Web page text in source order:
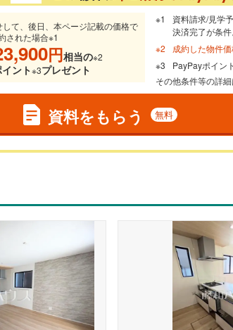
て、後日、本ページ記載の価格で
された場合※1
円相当の※2
ント※3プレゼント
資料請求/見学
決済完了が条
成約した物件
PayPayポイン
その他条件等の詳細
資料をもらう 無料